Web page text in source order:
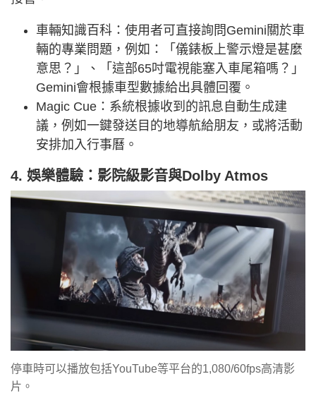
車輛知識百科：使用者可直接詢問Gemini關於車
輛的專業問題，例如：「儀錶板上警示燈是甚麼
意思？」、「這部65吋電視能塞入車尾箱嗎？」
Gemini會根據車型數據給出具體回覆。
Magic Cue：系統根據收到的訊息自動生成建
議，例如一鍵發送目的地導航給朋友，或將活動
安排加入行事曆。
4. 娛樂體驗：影院級影音與Dolby Atmos
停車時可以播放包括YouTube等平台的1,080/60fps高清影
片。